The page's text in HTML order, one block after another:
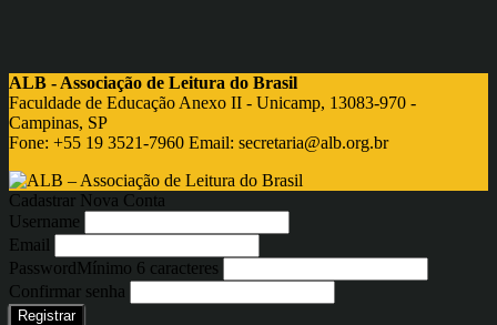
ALB - Associação de Leitura do Brasil
Faculdade de Educação Anexo II - Unicamp, 13083-970 -
Campinas, SP
Fone: +55 19 3521-7960 Email: secretaria@alb.org.br
Cadastrar Nova Conta
Username
Email
PasswordMínimo 6 caracteres
Confirmar senha
Registrar